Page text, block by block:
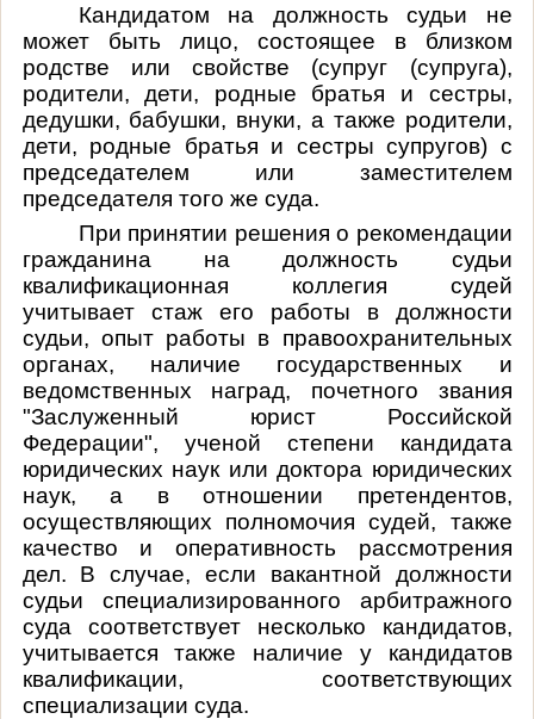
Кандидатом на должность судьи не
может быть лицо, состоящее в близком
родстве или свойстве (супруг (супруга),
родители, дети, родные братья и сестры,
дедушки, бабушки, внуки, а также родители,
дети, родные братья и сестры супругов) с
председателем или заместителем
председателя того же суда.
При принятии решения о рекомендации
гражданина на должность судьи
квалификационная коллегия судей
учитывает стаж его работы в должности
судьи, опыт работы в правоохранительных
органах, наличие государственных и
ведомственных наград, почетного звания
"Заслуженный юрист Российской
Федерации", ученой степени кандидата
юридических наук или доктора юридических
наук, а в отношении претендентов,
осуществляющих полномочия судей, также
качество и оперативность рассмотрения
дел. В случае, если вакантной должности
судьи специализированного арбитражного
суда соответствует несколько кандидатов,
учитывается также наличие у кандидатов
квалификации, соответствующих
специализации суда.